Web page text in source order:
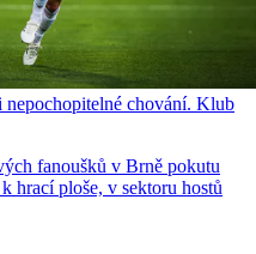
nepochopitelné chování. Klub
fanoušků v Brně pokutu
hrací ploše, v sektoru hostů